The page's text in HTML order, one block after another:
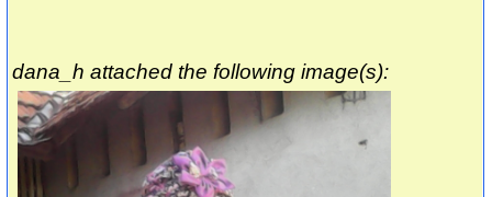
dana_h attached the following image(s):